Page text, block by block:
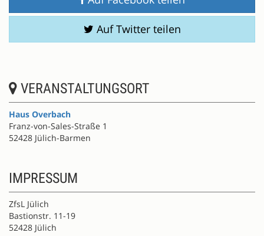
Auf Twitter teilen
VERANSTALTUNGSORT
Haus Overbach
Franz-von-Sales-Straße 1
52428 Jülich-Barmen
IMPRESSUM
ZfsL Jülich
Bastionstr. 11-19
52428 Jülich